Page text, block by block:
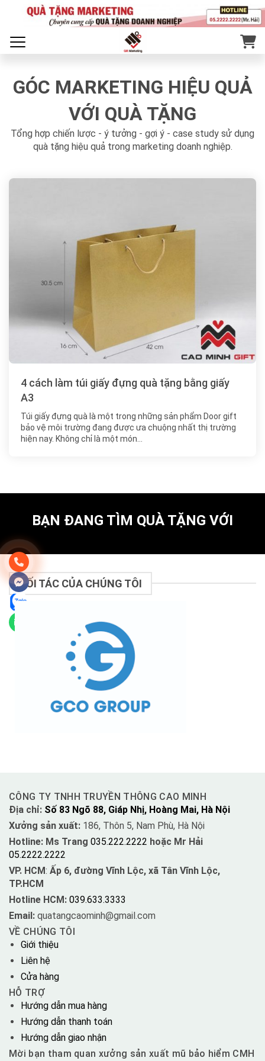
GÓC MARKETING HIỆU QUẢ
VỚI QUÀ TẶNG
Tổng hợp chiến lược - ý tưởng - gợi ý - case study sử dụng
quà tặng hiệu quả trong marketing doanh nghiệp.
4 cách làm túi giấy đựng quà tặng bằng giấy
A3
Túi giấy đựng quà là một trong những sản phẩm Door gift
bảo vệ môi trường đang được ưa chuộng nhất thị trường
hiện nay. Không chỉ là một món…
BẠN ĐANG TÌM QUÀ TẶNG VỚI
ĐỐI TÁC CỦA CHÚNG TÔI
CÔNG TY TNHH TRUYỀN THÔNG CAO MINH
Địa chỉ: Số 83 Ngõ 88, Giáp Nhị, Hoàng Mai, Hà Nội
Xưởng sản xuất: 186, Thôn 5, Nam Phù, Hà Nội
Hotline: Ms Trang 035.222.2222 hoặc Mr Hải
05.2222.2222
VP. HCM: Ấp 6, đường Vĩnh Lộc, xã Tân Vĩnh Lộc,
TP.HCM
Hotline HCM: 039.633.3333
Email: quatangcaominh@gmail.com
VỀ CHÚNG TÔI
Giới thiệu
Liên hệ
Cửa hàng
HỖ TRỢ
Hướng dẫn mua hàng
Hướng dẫn thanh toán
Hướng dẫn giao nhận
Mời bạn tham quan xưởng sản xuất mũ bảo hiểm CMH